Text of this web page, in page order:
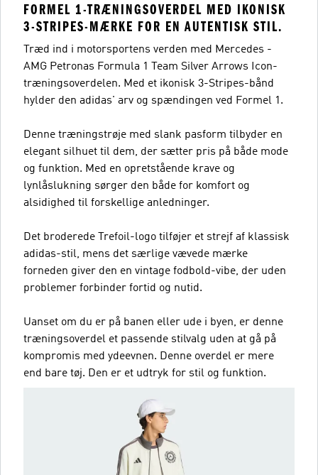
FORMEL 1-TRÆNINGSOVERDEL MED IKONISK
3-STRIPES-MÆRKE FOR EN AUTENTISK STIL.
Træd ind i motorsportens verden med Mercedes -
AMG Petronas Formula 1 Team Silver Arrows Icon-
træningsoverdelen. Med et ikonisk 3-Stripes-bånd
hylder den adidas' arv og spændingen ved Formel 1.
Denne træningstrøje med slank pasform tilbyder en
elegant silhuet til dem, der sætter pris på både mode
og funktion. Med en opretstående krave og
lynlåslukning sørger den både for komfort og
alsidighed til forskellige anledninger.
Det broderede Trefoil-logo tilføjer et strejf af klassisk
adidas-stil, mens det særlige vævede mærke
forneden giver den en vintage fodbold-vibe, der uden
problemer forbinder fortid og nutid.
Uanset om du er på banen eller ude i byen, er denne
træningsoverdel et passende stilvalg uden at gå på
kompromis med ydeevnen. Denne overdel er mere
end bare tøj. Den er et udtryk for stil og funktion.